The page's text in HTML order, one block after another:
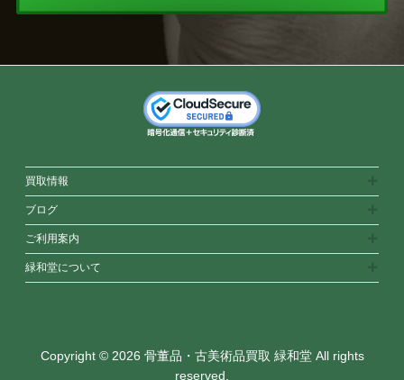
買取情報
ブログ
ご利用案内
緑和堂について
Copyright © 2026 骨董品・古美術品買取 緑和堂 All rights
reserved.